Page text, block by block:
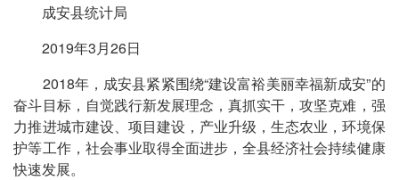
成安县统计局
2019年3月26日
2018年，成安县紧紧围绕“建设富裕美丽幸福新成安”的
奋斗目标，自觉践行新发展理念，真抓实干，攻坚克难，强
力推进城市建设、项目建设，产业升级，生态农业，环境保
护等工作，社会事业取得全面进步，全县经济社会持续健康
快速发展。